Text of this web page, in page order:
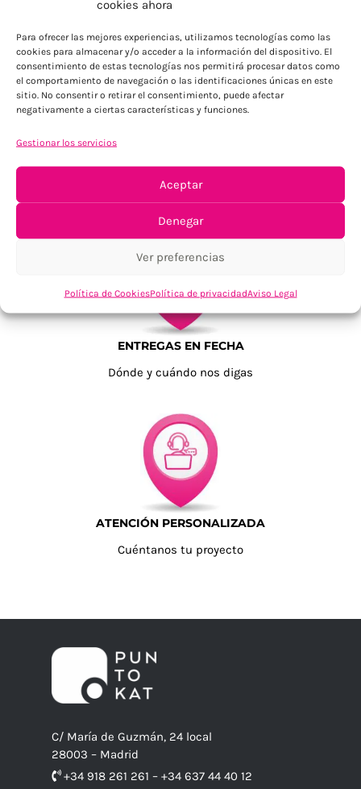
cookies ahora
Para ofrecer las mejores experiencias, utilizamos tecnologías como las
cookies para almacenar y/o acceder a la información del dispositivo. El
consentimiento de estas tecnologías nos permitirá procesar datos como
el comportamiento de navegación o las identificaciones únicas en este
sitio. No consentir o retirar el consentimiento, puede afectar
negativamente a ciertas características y funciones.
Gestionar los servicios
Aceptar
Denegar
Ver preferencias
Política de CookiesPolítica de privacidadAviso Legal
TU SATISFACCIÓN = LA NUESTRA
Tu confianza, nuestro objetivo
ENTREGAS EN FECHA
Dónde y cuándo nos digas
ATENCIÓN PERSONALIZADA
Cuéntanos tu proyecto
C/ María de Guzmán, 24 local
28003 – Madrid
+34 918 261 261 – +34 637 44 40 12